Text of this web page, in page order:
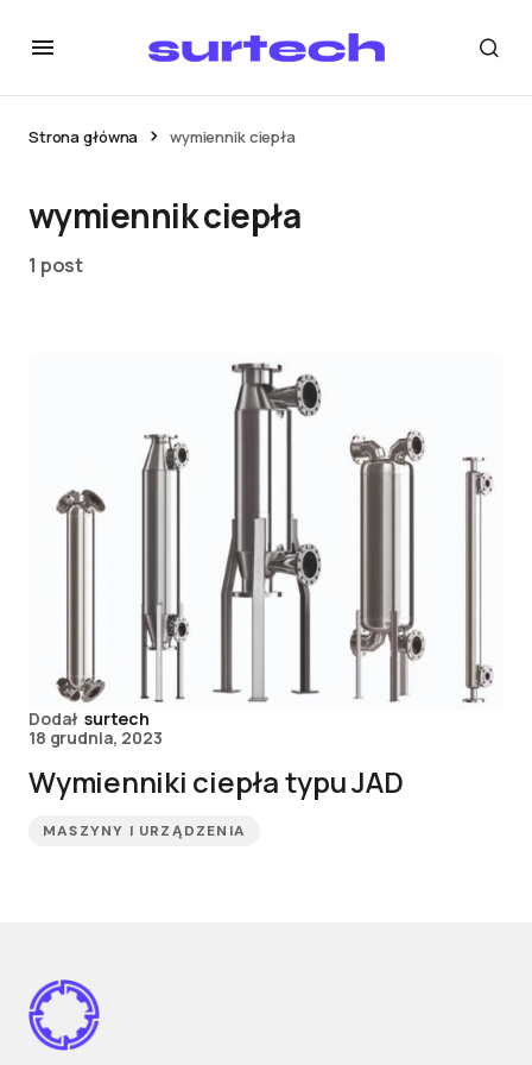
Strona główna wymiennik ciepła
wymiennik ciepła
1 post
Dodał surtech
18 grudnia, 2023
Wymienniki ciepła typu JAD
MASZYNY I URZĄDZENIA